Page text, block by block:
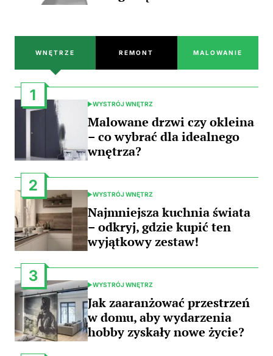
WNĘTRZE REMONT MALOWANIE
1
POSTED
IN
WYSTRÓJ WNĘTRZ
Malowane drzwi czy okleina
– co wybrać dla idealnego
wnętrza?
2
POSTED
IN
WYSTRÓJ WNĘTRZ
Najmniejsza kuchnia świata
– odkryj, gdzie kupić ten
wyjątkowy zestaw!
3
POSTED
IN
WYSTRÓJ WNĘTRZ
Jak zaaranżować przestrzeń
w domu, aby wydarzenia
hobby zyskały nowe życie?